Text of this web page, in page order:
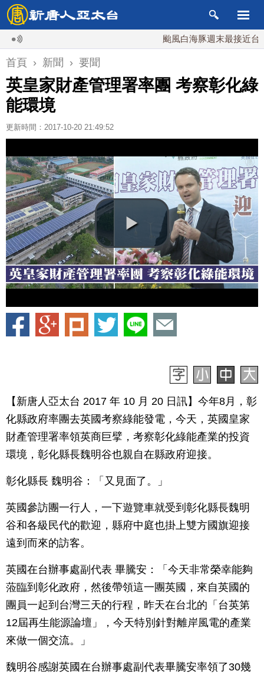
颱風白海豚週末最接近台灣 最
首頁 › 新聞 › 要聞
英皇家財產管理署率團 考察彰化綠
能環境
更新時間：2017-10-20 21:49:52
【新唐人亞太台 2017 年 10 月 20 日訊】今年8月，彰
化縣政府率團去英國考察綠能發電，今天，英國皇家
財產管理署率領英商巨擘，考察彰化綠能產業的投資
環境，彰化縣長魏明谷也親自在縣政府迎接。
彰化縣長 魏明谷：「又見面了。」
英國參訪團一行人，一下遊覽車就受到彰化縣長魏明
谷和各級民代的歡迎，縣府中庭也掛上雙方國旗迎接
遠到而來的訪客。
英國在台辦事處副代表 畢騰安：「今天非常榮幸能夠
蒞臨到彰化政府，然後帶領這一團英國，來自英國的
團員一起到台灣三天的行程，昨天在台北的「台英第
12屆再生能源論壇」，今天特別針對離岸風電的產業
來做一個交流。」
魏明谷感謝英國在台辦事處副代表畢騰安率領了30幾